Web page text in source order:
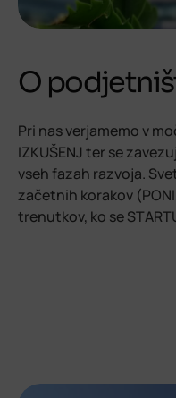
O
Pri nas verjamemo v
IZKUŠENJ ter se
vseh fazah razvoja.
začetnih korakov
trenutkov, ko se